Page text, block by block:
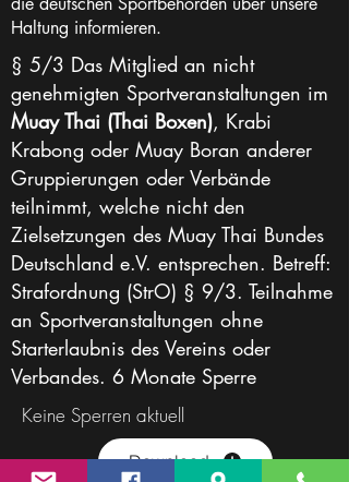
Haltung informieren.
§ 5/3 Das Mitglied an nicht
genehmigten Sportveranstaltungen im
Muay Thai (Thai Boxen), Krabi
Krabong oder Muay Boran anderer
Gruppierungen oder Verbände
teilnimmt, welche nicht den
Zielsetzungen des Muay Thai Bundes
Deutschland e.V. entsprechen. Betreff:
Strafordnung (StrO) § 9/3. Teilnahme
an Sportveranstaltungen ohne
Starterlaubnis des Vereins oder
Verbandes. 6 Monate Sperre
Keine Sperren aktuell
Download